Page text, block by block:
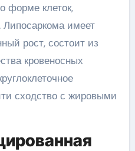
форме клеток,
имеет
рост, состоит из
кровеносных
сходство с жировыми